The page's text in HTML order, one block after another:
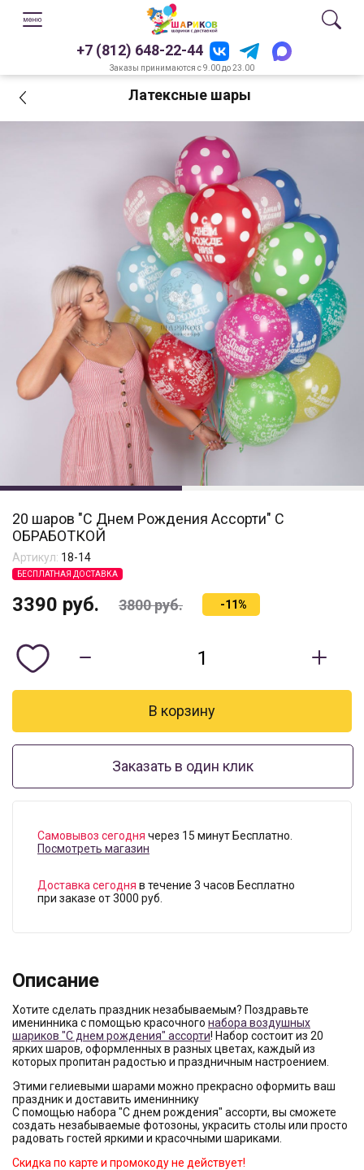
+7 (812) 648-22-44
Заказы принимаются с 9.00 до 23.00
Латексные шары
20 шаров "С Днем Рождения Ассорти" С
ОБРАБОТКОЙ
Артикул: 18-14
БЕСПЛАТНАЯ ДОСТАВКА
3390 руб. 3800руб. -11%
Заказать в один клик
Самовывоз сегодня через 15 минут Бесплатно.
Посмотреть магазин
Доставка сегодня в течение 3 часов Бесплатно
при заказе от 3000 руб.
Описание
Хотите сделать праздник незабываемым? Поздравьте
именинника с помощью красочного набора воздушных
шариков "С днем рождения" ассорти! Набор состоит из 20
ярких шаров, оформленных в разных цветах, каждый из
которых пропитан радостью и праздничным настроением.
Этими гелиевыми шарами можно прекрасно оформить ваш
праздник и доставить имениннику
С помощью набора "С днем рождения" ассорти, вы сможете
создать незабываемые фотозоны, украсить столы или просто
радовать гостей яркими и красочными шариками.
Скидка по карте и промокоду не действует!